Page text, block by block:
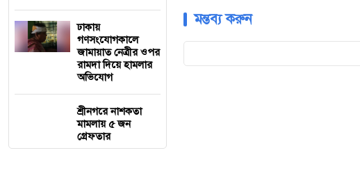
ঢাকায়
গণসংযোগকালে
জামায়াত নেত্রীর ওপর
রামদা দিয়ে হামলার
অভিযোগ
শ্রীনগরে নাশকতা
মামলায় ৫ জন
গ্রেফতার
মন্তব্য করুন